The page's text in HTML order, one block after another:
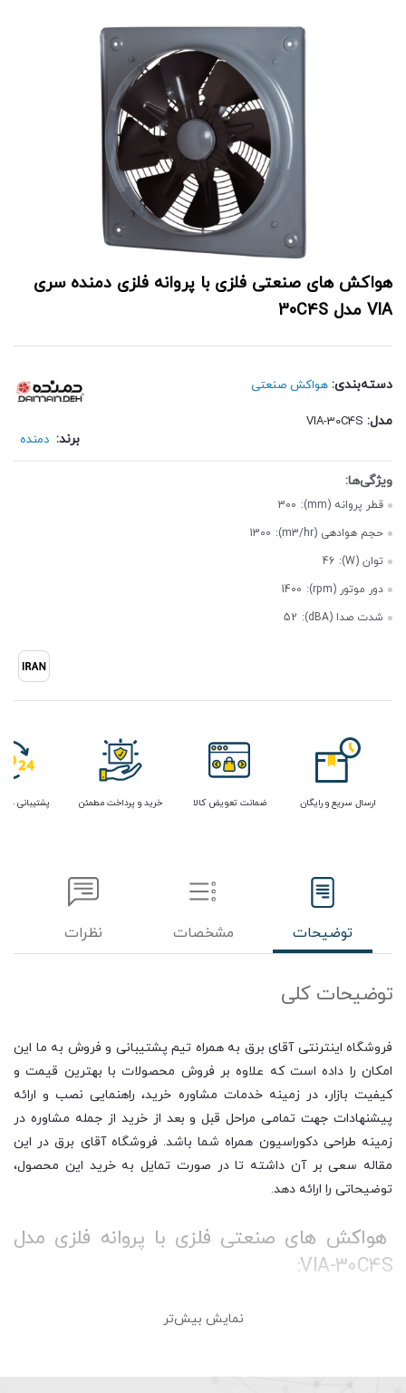
هواکش های صنعتی فلزی با پروانه فلزی دمنده سری
VIA مدل 30C4S
دسته‌بندی: هواکش صنعتی
مدل:
برند: دمنده
قطر پروانه (mm):
300
حجم هوادهی (m3/hr):
1300
توان (W):
46
دور موتور (rpm):
1400
شدت صدا (dBA):
52
ارسال سریع و رایگان ضمانت تعویض کالا خرید و پرداخت مطمئن پشتیبانی
توضیحات مشخصات نظرات
توضیحات کلی
فروشگاه اینترنتی آقای برق به همراه تیم پشتیبانی و فروش به ما این
امکان را داده است که علاوه بر فروش محصولات با بهترین قیمت و
کیفیت بازار، در زمینه خدمات مشاوره خرید، راهنمایی نصب و ارائه
پیشنهادات جهت تمامی مراحل قبل و بعد از خرید از جمله مشاوره در
زمینه طراحی دکوراسیون همراه شما باشد. فروشگاه آقای برق در این
مقاله سعی بر آن داشته تا در صورت تمایل به خرید این محصول،
توضیحاتی را ارائه دهد.
هواکش های صنعتی فلزی با پروانه فلزی مدل
VIA-30C4S:
هواکش صنعتی یا تهویه صنعتی دستگاهی است که برای جا به جایی
نمایش بیش‌تر